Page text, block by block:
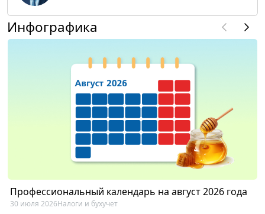
Инфографика
Профессиональный календарь на август 2026 года
30 июля 2026Налоги и бухучет